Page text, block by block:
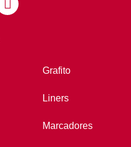
Grafito
Liners
Marcadores